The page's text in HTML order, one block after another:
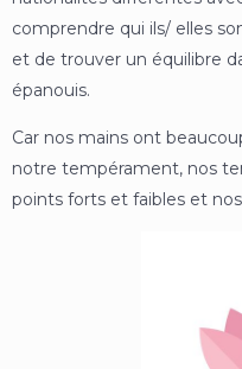
comprendre qui ils/ elles
et de trouver un équilibre
épanouis.
Car nos mains ont
notre tempérament, nos
points forts et faibles et